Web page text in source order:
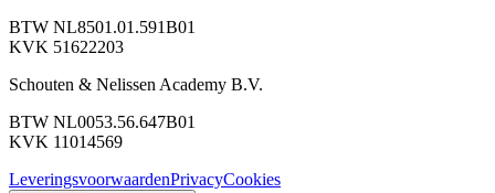
BTW NL8501.01.591B01
KVK 51622203
Schouten & Nelissen Academy B.V.
BTW NL0053.56.647B01
KVK 11014569
LeveringsvoorwaardenPrivacyCookies